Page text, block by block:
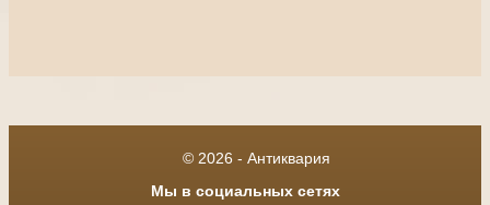
© 2026 - Антиквария
Мы в социальных сетях